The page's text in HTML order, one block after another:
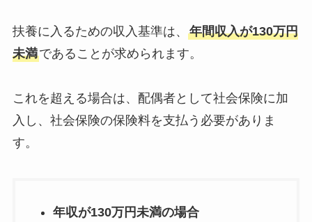
扶養に入るための収入基準は、 年間収入が130万円
未満であることが求められます。
これを超える場合は、配偶者として社会保険に加
入し、社会保険の保険料を支払う必要がありま
す。
年収が130万円未満の場合